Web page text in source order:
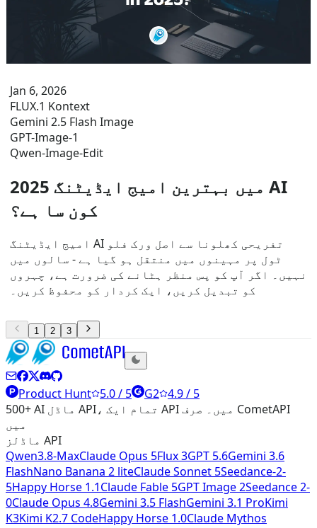
Jan 6, 2026
FLUX.1 Kontext
Gemini 2.5 Flash Image
GPT-Image-1
Qwen-Image-Edit
2025 میں بہترین امیج ایڈیٹنگ AI
کون سا ہے؟
امیج ایڈیٹنگ AI تفریحی کھلونا سے اصل ورک فلو
ٹول پر مہینوں میں منتقل ہو گیا ہے - سالوں میں
نہیں۔ اگر آپ کو پس منظر ہٹانے کی ضرورت ہے، چہروں
کو تبدیل کریں، ایک کردار کو محفوظ کریں۔
1 2 3
Product Hunt 5.0 / 5 G2 4.9 / 5
500+ AI ماڈل API، تمام ایک API میں۔ صرف CometAPI
میں
ماڈلز API
Qwen3.8-MaxClaude Opus 5Flux 3GPT 5.6Gemini 3.6
FlashNano Banana 2 liteClaude Sonnet 5Seedance-2-
5Happy Horse 1.1Claude Fable 5GPT Image 2Seedance 2-
0Claude Opus 4.8Gemini 3.5 FlashGemini 3.1 ProKimi
K3Kimi K2.7 CodeHappy Horse 1.0Claude Mythos